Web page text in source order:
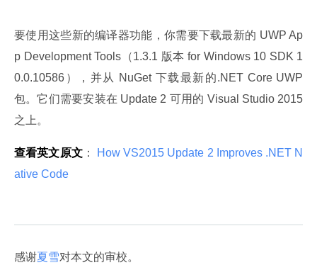
要使用这些新的编译器功能，你需要下载最新的 UWP Ap
p Development Tools（1.3.1 版本 for Windows 10 SDK 1
0.0.10586），并从 NuGet 下载最新的.NET Core UWP
包。它们需要安装在 Update 2 可用的 Visual Studio 2015
之上。
查看英文原文：
How VS2015 Update 2 Improves .NET N
ative Code
感谢夏雪对本文的审校。